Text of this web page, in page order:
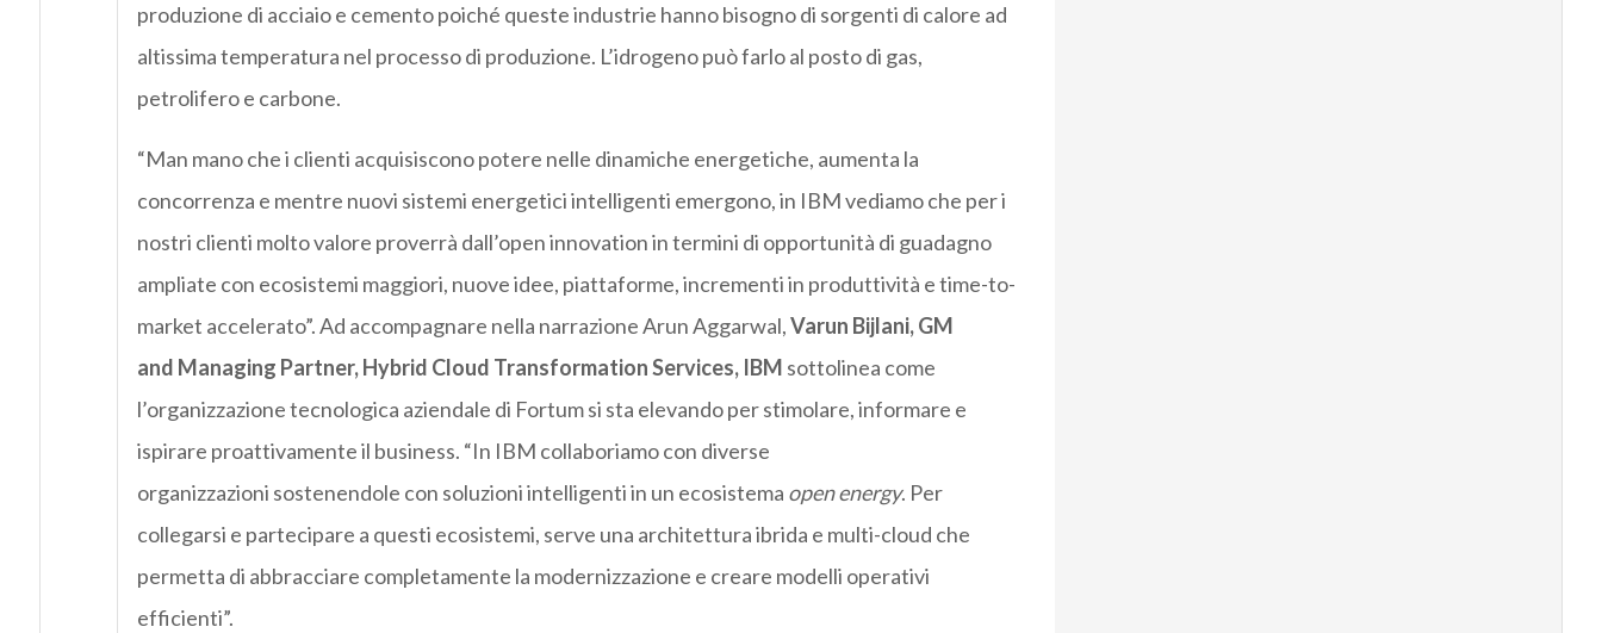
produzione di acciaio e cemento poiché queste industrie hanno bisogno di sorgenti di calore ad
altissima temperatura nel processo di produzione. L’idrogeno può farlo al posto di gas,
petrolifero e carbone.
“Man manoche i clienti acquisiscono potere nelle dinamiche energetiche, aumenta la
concorrenza e mentre nuovi sistemi energetici intelligenti emergono, in IBM vediamo che per i
nostri clienti molto valore proverrà dall’openinnovationin termini di opportunità di guadagno
ampliate con ecosistemi maggiori, nuove idee, piattaforme, incrementi in produttività e time-to-
market accelerato”.Ad accompagnare nella narrazione Arun Aggarwal,Varun Bijlani, GM
and Managing Partner,Hybrid Cloud TransformationServices, IBM sottolinea come
l’organizzazione tecnologica aziendale di Fortum si sta elevando per stimolare, informare e
ispirare proattivamente il business. “In IBM collaboriamo con diverse
organizzazioni sostenendole con soluzioniintelligenti in un ecosistema open energy. Per
collegarsi e partecipare a questi ecosistemi, serve una architettura ibrida e multi-cloud che
permetta di abbracciare completamente la modernizzazione e creare modelli operativi
efficienti”.